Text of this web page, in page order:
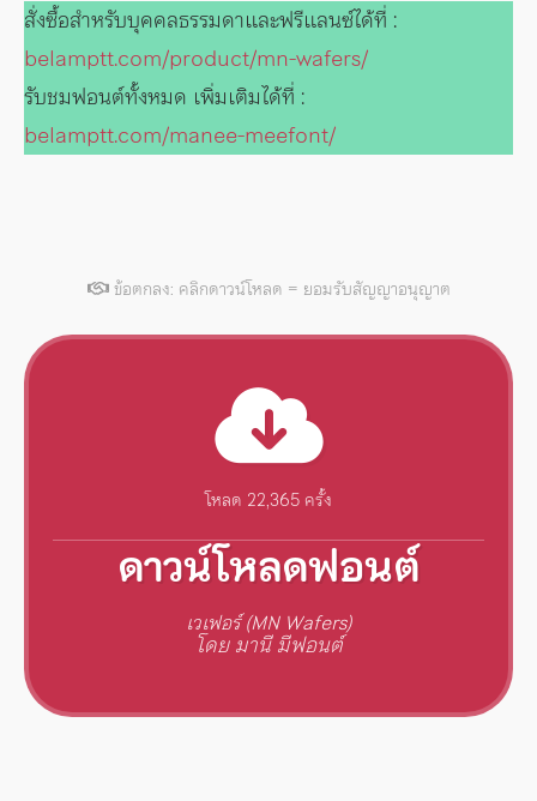
สั่งซื้อสำหรับบุคคลธรรมดาและฟรีแลนซ์ได้ที่ :
belamptt.com/product/mn-wafers/
รับชมฟอนต์ทั้งหมด เพิ่มเติมได้ที่ :
belamptt.com/manee-meefont/
ข้อตกลง: คลิกดาวน์โหลด = ยอมรับสัญญาอนุญาต
โหลด 22,365 ครั้ง
ดาวน์โหลดฟอนต์
เวเฟอร์ (MN Wafers)
โดย มานี มีฟอนต์